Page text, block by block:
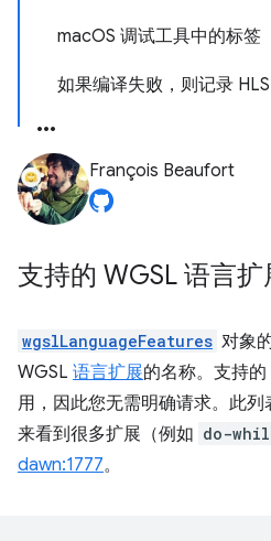
macOS 调试工具中的标签
如果编译失败，则记录
François Beaufort
支持的 WGSL 语言扩
wgslLanguageFeatures 对象
WGSL 语言扩展的名称。支持
用，因此您无需明确请求。此
来看到很多扩展（例如 do-
dawn:1777。